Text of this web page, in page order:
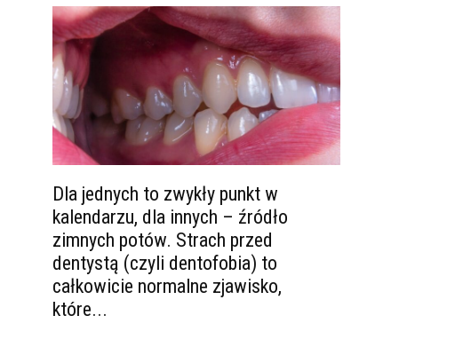
Dla jednych to zwykły punkt w
kalendarzu, dla innych – źródło
zimnych potów. Strach przed
dentystą (czyli dentofobia) to
całkowicie normalne zjawisko,
które...